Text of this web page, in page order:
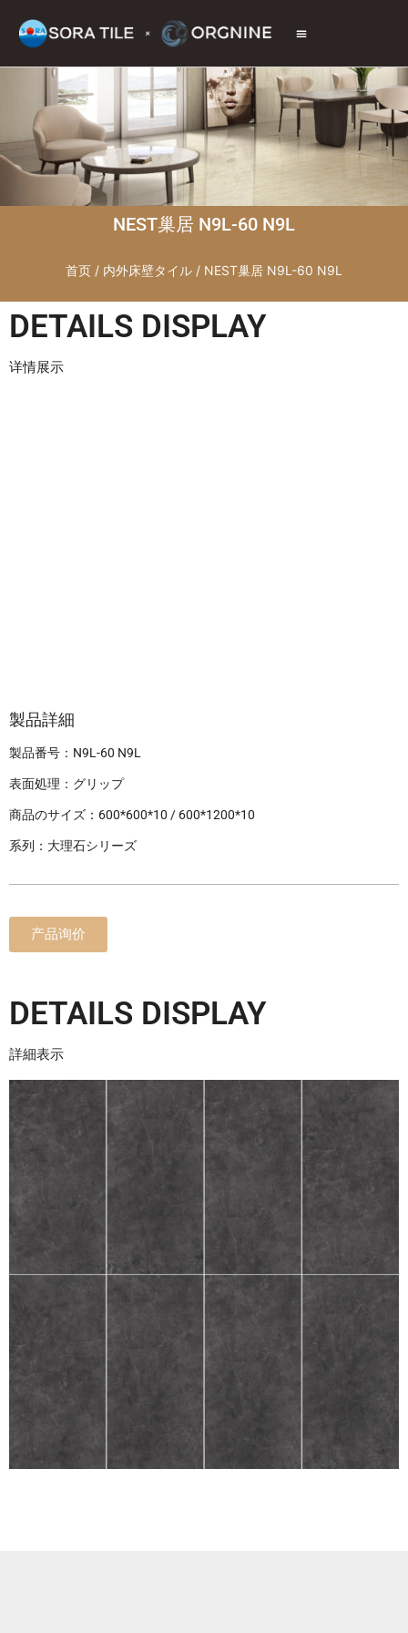
NEST巢居 N9L-60 N9L
首页 / 内外床壁タイル / NEST巢居 N9L-60 N9L
DETAILS DISPLAY
详情展示
製品詳細
製品番号：N9L-60 N9L
表面処理：グリップ
商品のサイズ：600*600*10 / 600*1200*10
系列：大理石シリーズ
产品询价
DETAILS DISPLAY
詳細表示